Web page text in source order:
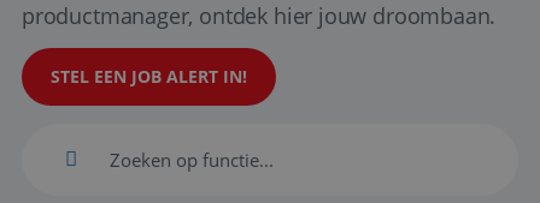
productmanager, ontdek hier jouw droombaan.
STEL EEN JOB ALERT IN!